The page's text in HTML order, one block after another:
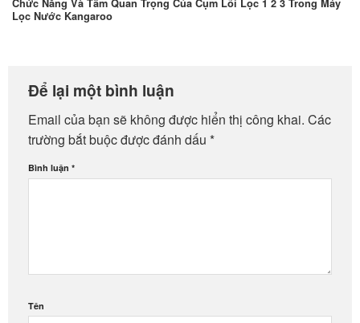
Chức Năng Và Tầm Quan Trọng Của Cụm Lõi Lọc 1 2 3 Trong Máy
Lọc Nước Kangaroo
Để lại một bình luận
Email của bạn sẽ không được hiển thị công khai. Các
trường bắt buộc được đánh dấu *
Bình luận *
Tên